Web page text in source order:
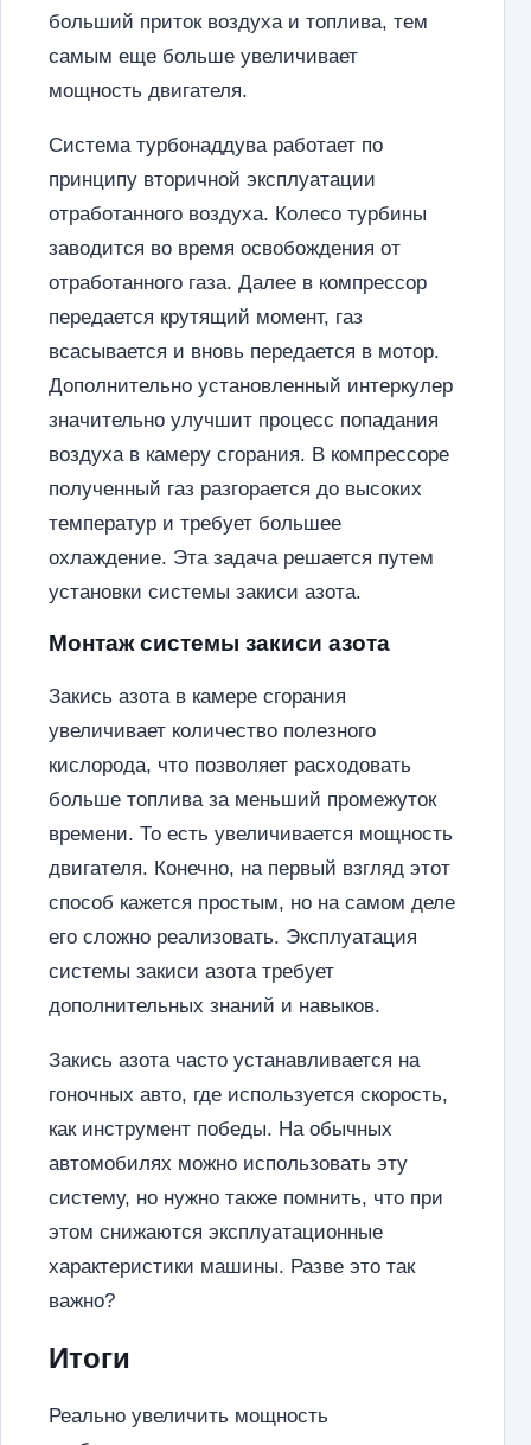
больший приток воздуха и топлива, тем
самым еще больше увеличивает
мощность двигателя.
Система турбонаддува работает по
принципу вторичной эксплуатации
отработанного воздуха. Колесо турбины
заводится во время освобождения от
отработанного газа. Далее в компрессор
передается крутящий момент, газ
всасывается и вновь передается в мотор.
Дополнительно установленный интеркулер
значительно улучшит процесс попадания
воздуха в камеру сгорания. В компрессоре
полученный газ разгорается до высоких
температур и требует большее
охлаждение. Эта задача решается путем
установки системы закиси азота.
Монтаж системы закиси азота
Закись азота в камере сгорания
увеличивает количество полезного
кислорода, что позволяет расходовать
больше топлива за меньший промежуток
времени. То есть увеличивается мощность
двигателя. Конечно, на первый взгляд этот
способ кажется простым, но на самом деле
его сложно реализовать. Эксплуатация
системы закиси азота требует
дополнительных знаний и навыков.
Закись азота часто устанавливается на
гоночных авто, где используется скорость,
как инструмент победы. На обычных
автомобилях можно использовать эту
систему, но нужно также помнить, что при
этом снижаются эксплуатационные
характеристики машины. Разве это так
важно?
Итоги
Реально увеличить мощность